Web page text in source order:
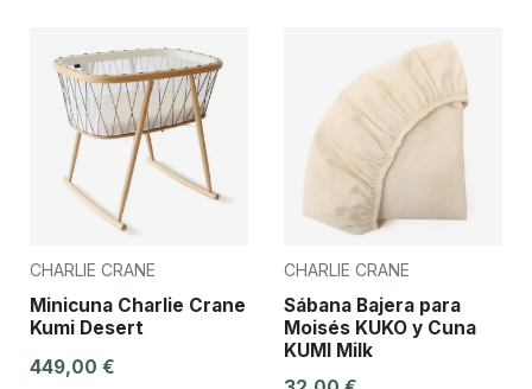
CHARLIE CRANE
Minicuna Charlie Crane
Kumi Desert
449,00 €
CHARLIE CRANE
Sábana Bajera para
Moisés KUKO y Cuna
KUMI Milk